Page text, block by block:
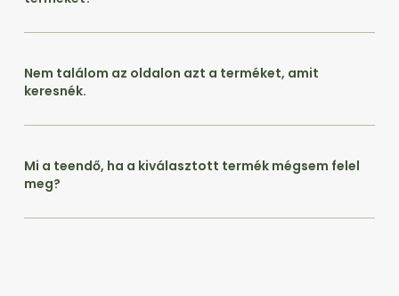
Nem találom az oldalon azt a terméket, amit
keresnék.
Mi a teendő, ha a kiválasztott termék mégsem felel
meg?